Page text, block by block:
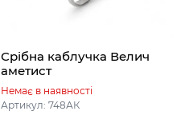
Срібна каблучка Велич
аметист
Немає в наявності
Артикул: 748АК